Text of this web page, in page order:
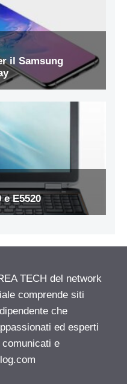
TECH del network
comprende siti
che
ed esperti
e